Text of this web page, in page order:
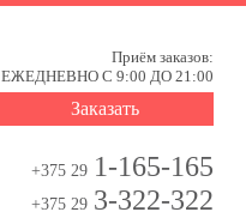
+375 29 1-165-165
+375 29 3-322-322
Приём заказов:
ЕЖЕДНЕВНО С 9:00 ДО 21:00
Заказать